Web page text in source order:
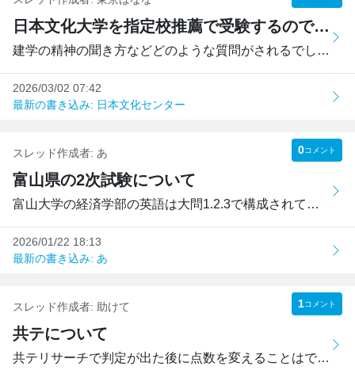
日本文化大学を指定校推薦で受験するのですが、どのようなことを聞かれますか？
建学の精神の聞き方などどのような質問がされるでしょうか。...
2026/03/02 07:42
最新の書き込み: 日本文化センター
スレッド作成者: あ 0コメント
富山県の2次試験について
富山大学の経済学部の英語は大問1.2.3で構成されてるんですけ...
2026/01/22 18:13
最新の書き込み: あ
スレッド作成者: 助けて 1コメント
共テについて
共テリサーチで判定が出た後に点数を変えることはできますか